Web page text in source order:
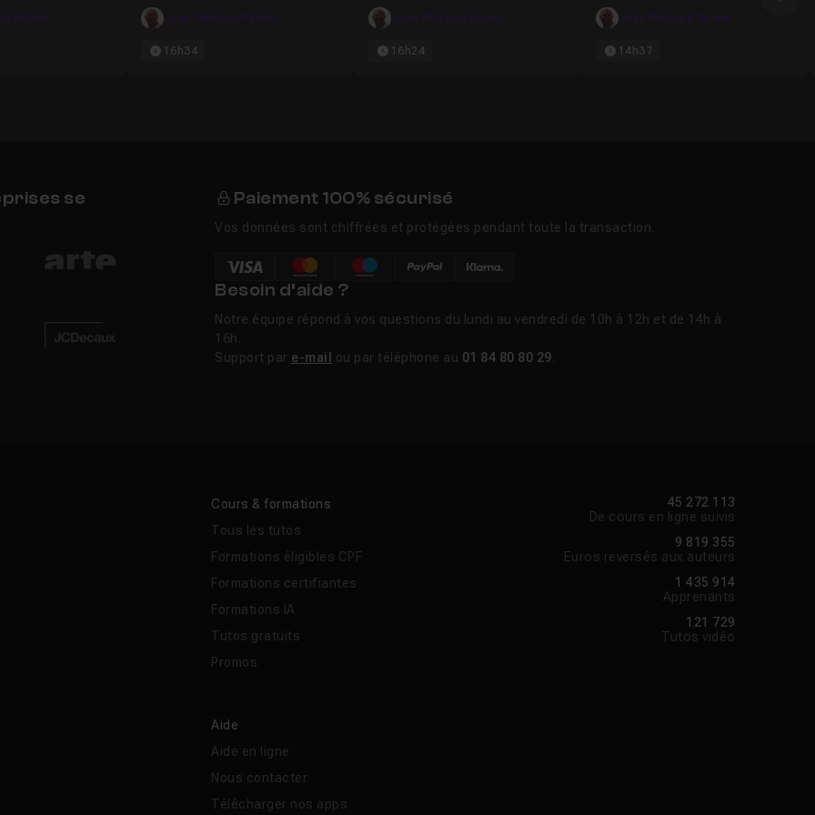
pour notre jeu
Parein Jean Philippe Parein
16h34
Jean Philippe Parein
16h24
Jeux
Jean Philippe Parein
14h37
se
Paiement 100% sécurisé
Vos données sont chiffrées et protégées pendant toute la transaction.
Besoin d’aide ?
Notre équipe répond à vos questions du lundi au vendredi de 10h à 12h et de 14h à
16h.
Support par e-mail ou par téléphone au 01 84 80 80 29.
Cours & formations
Tous les tutos
Formations éligibles CPF
Formations certifiantes
Formations IA
Tutos gratuits
Promos
Aide
Aide en ligne
Nous contacter
Télécharger nos apps
45 272 113
De cours en ligne suivis
9 819 355
Euros reversés aux auteurs
1 435 914
Apprenants
121 729
Tutos vidéo